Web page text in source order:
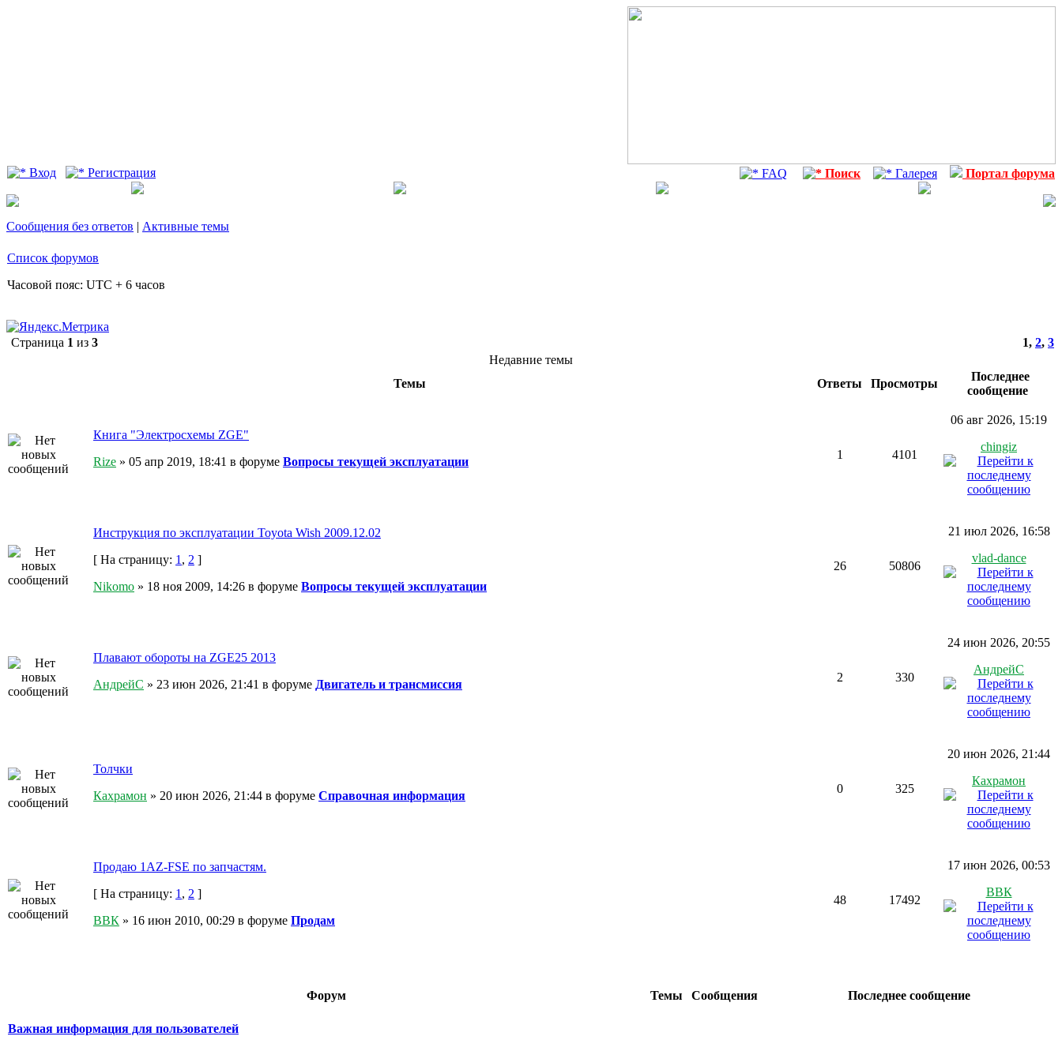
Вход Регистрация FAQ Поиск Галерея Портал форума
Сообщения без ответов | Активные темы
Список форумов
Часовой пояс: UTC + 6 часов
Страница 1 из 3 1, 2, 3
Недавние темы
Темы
Ответы Просмотры
Последнее
сообщение
Книга "Электросхемы ZGE"
Rize » 05 апр 2019, 18:41 в форуме Вопросы текущей эксплуатации
1 4101
06 авг 2026, 15:19
chingiz
Инструкция по эксплуатации Toyota Wish 2009.12.02
[ На страницу: 1 , 2 ]
Nikomo » 18 ноя 2009, 14:26 в форуме Вопросы текущей эксплуатации
26 50806
21 июл 2026, 16:58
vlad-dance
Плавают обороты на ZGE25 2013
АндрейС » 23 июн 2026, 21:41 в форуме Двигатель и трансмиссия
2 330
24 июн 2026, 20:55
АндрейС
Толчки
Кахрамон » 20 июн 2026, 21:44 в форуме Справочная информация
0 325
20 июн 2026, 21:44
Кахрамон
Продаю 1AZ-FSE по запчастям.
[ На страницу: 1 , 2 ]
ВВК » 16 июн 2010, 00:29 в форуме Продам
48 17492
17 июн 2026, 00:53
ВВК
Форум Темы Сообщения Последнее сообщение
Важная информация для пользователей